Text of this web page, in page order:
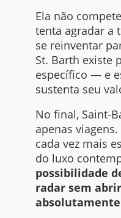
Ela não
tenta agradar a
se reinventar
St. Barth existe
específico — e
sustenta seu
No final, Saint-
apenas
cada vez mais
do luxo
possibilidade
radar sem